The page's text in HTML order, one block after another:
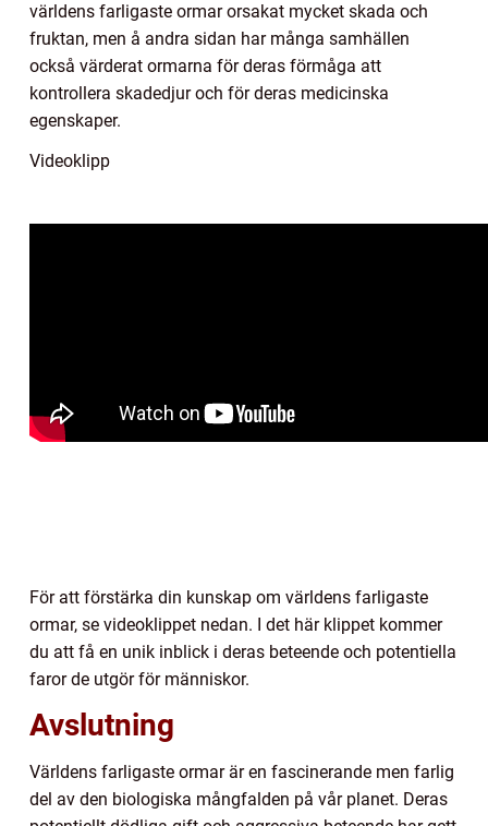
världens farligaste ormar orsakat mycket skada och
fruktan, men å andra sidan har många samhällen
också värderat ormarna för deras förmåga att
kontrollera skadedjur och för deras medicinska
egenskaper.
Videoklipp
För att förstärka din kunskap om världens farligaste
ormar, se videoklippet nedan. I det här klippet kommer
du att få en unik inblick i deras beteende och potentiella
faror de utgör för människor.
Avslutning
Världens farligaste ormar är en fascinerande men farlig
del av den biologiska mångfalden på vår planet. Deras